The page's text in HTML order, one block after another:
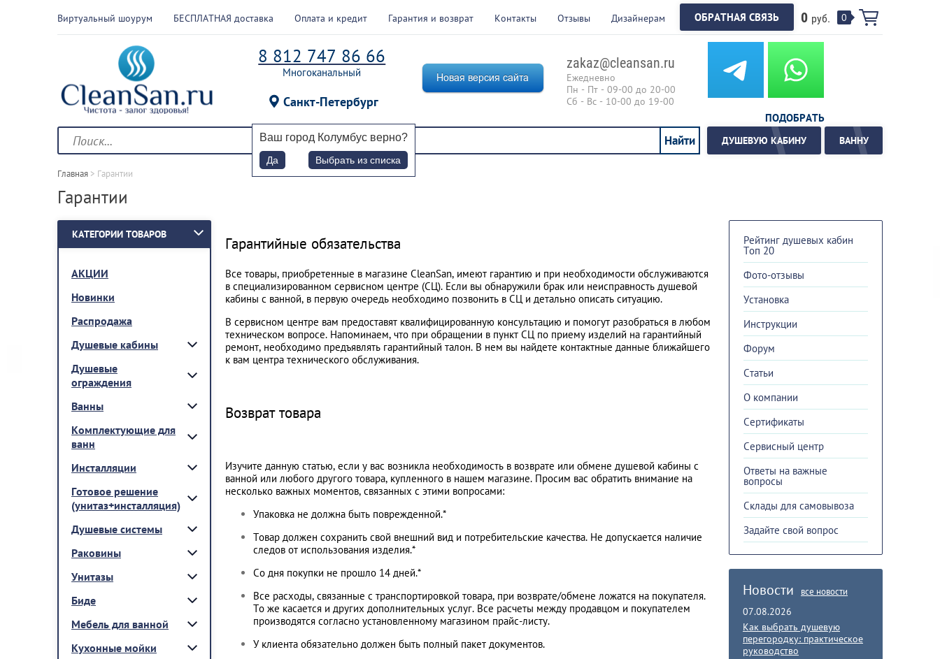
Виртуальный шоурум БЕСПЛАТНАЯ доставка Оплата и кредит Гарантия и возврат Контакты Отзывы Дизайнерам 0 руб. 0
ОБРАТНАЯ СВЯЗЬ
8 812 747 86 66
Многоканальный
Санкт-Петербург
Ваш город Колумбус верно?
Да Выбрать из списка
zakaz@cleansan.ru
Ежедневно
Пн - Пт - 09-00 до 20-00
Сб - Вс - 10-00 до 19-00
ПОДОБРАТЬ
ДУШЕВУЮ КАБИНУ ВАННУ
Главная > Гарантии
Гарантии
КАТЕГОРИИ ТОВАРОВ
АКЦИИ
Новинки
Распродажа
Душевые кабины
Душевые
ограждения
Ванны
Комплектующие для
ванн
Инсталляции
Готовое решение
(унитаз+инсталляция)
Душевые системы
Раковины
Унитазы
Биде
Мебель для ванной
Кухонные мойки
Рейтинг душевых кабин
Топ 20
Фото-отзывы
Установка
Инструкции
Форум
Cтатьи
О компании
Сертификаты
Сервисный центр
Ответы на важные
вопросы
Склады для самовывоза
Задайте свой вопрос
Новости все новости
07.08.2026
Как выбрать душевую
перегородку: практическое
руководство
Гарантийные обязательства
Все товары, приобретенные в магазине CleanSan, имеют гарантию и при необходимости обслуживаются
в специализированном сервисном центре (СЦ). Если вы обнаружили брак или неисправность душевой
кабины с ванной, в первую очередь необходимо позвонить в СЦ и детально описать ситуацию.
В сервисном центре вам предоставят квалифицированную консультацию и помогут разобраться в любом
техническом вопросе. Напоминаем, что при обращении в пункт СЦ по приему изделий на гарантийный
ремонт, необходимо предъявлять гарантийный талон. В нем вы найдете контактные данные ближайшего
к вам центра технического обслуживания.
Возврат товара
Изучите данную статью, если у вас возникла необходимость в возврате или обмене душевой кабины с
ванной или любого другого товара, купленного в нашем магазине. Просим вас обратить внимание на
несколько важных моментов, связанных с этими вопросами:
Упаковка не должна быть поврежденной.*
Товар должен сохранить свой внешний вид и потребительские качества. Не допускается наличие
следов от использования изделия.*
Со дня покупки не прошло 14 дней.*
Все расходы, связанные с транспортировкой товара, при возврате/обмене ложатся на покупателя.
То же касается и других дополнительных услуг. Все расчеты между продавцом и покупателем
производятся согласно установленному магазином прайс-листу.
У клиента обязательно должен быть полный пакет документов.